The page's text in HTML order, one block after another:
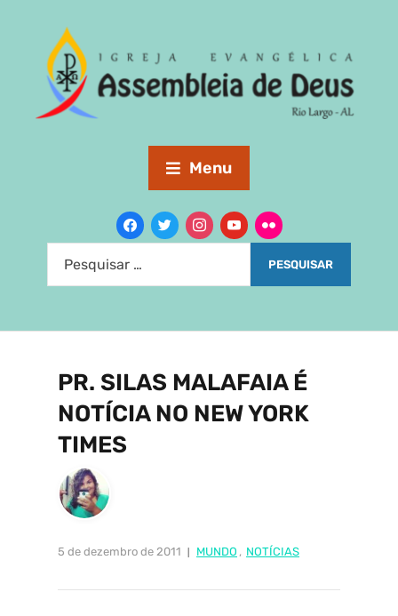
Menu
PR. SILAS MALAFAIA É
NOTÍCIA NO NEW YORK
TIMES
5 de dezembro de 2011 MUNDO , NOTÍCIAS